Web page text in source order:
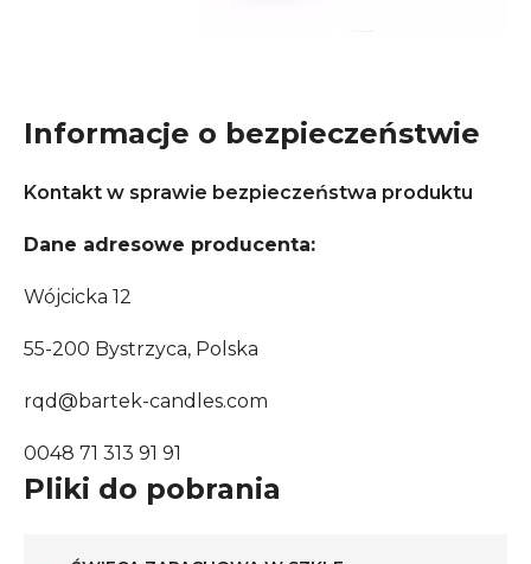
Informacje o bezpieczeństwie
Kontakt w sprawie bezpieczeństwa produktu
Dane adresowe producenta:
Wójcicka 12
55-200 Bystrzyca, Polska
rqd@bartek-candles.com
0048 71 313 91 91
Pliki do pobrania